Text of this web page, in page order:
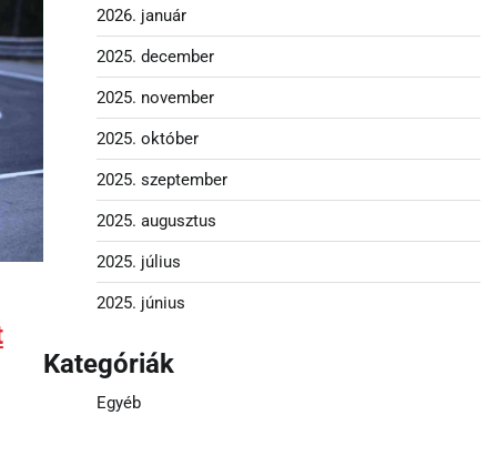
2026. január
2025. december
2025. november
2025. október
2025. szeptember
2025. augusztus
2025. július
2025. június
Kategóriák
Egyéb